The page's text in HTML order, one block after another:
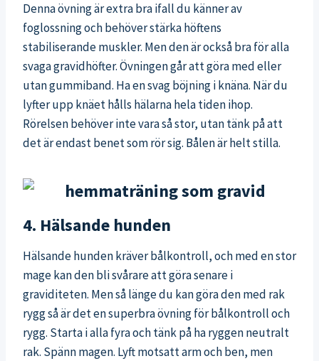
Denna övning är extra bra ifall du känner av
foglossning och behöver stärka höftens
stabiliserande muskler. Men den är också bra för alla
svaga gravidhöfter. Övningen går att göra med eller
utan gummiband. Ha en svag böjning i knäna. När du
lyfter upp knäet hålls hälarna hela tiden ihop.
Rörelsen behöver inte vara så stor, utan tänk på att
det är endast benet som rör sig. Bålen är helt stilla.
4. Hälsande hunden
Hälsande hunden kräver bålkontroll, och med en stor
mage kan den bli svårare att göra senare i
graviditeten. Men så länge du kan göra den med rak
rygg så är det en superbra övning för bålkontroll och
rygg. Starta i alla fyra och tänk på ha ryggen neutralt
rak. Spänn magen. Lyft motsatt arm och ben, men